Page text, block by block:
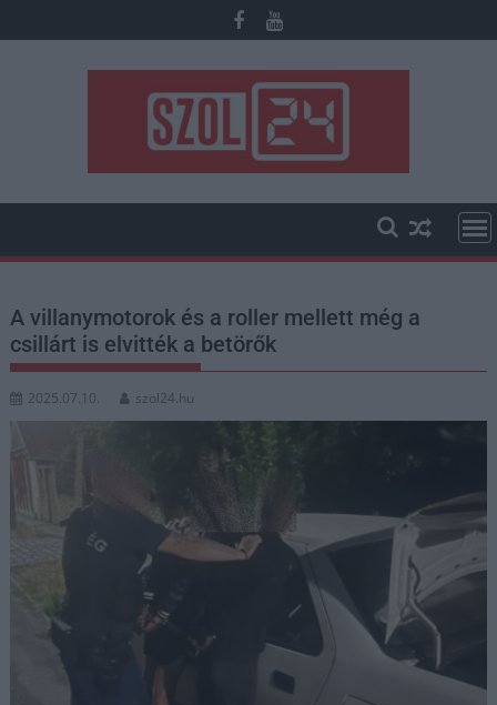
to
A villanymotorok és a roller mellett még a
csillárt is elvitték a betörők
2025.07.10. szol24.hu